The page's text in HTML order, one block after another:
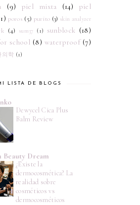
(9) piel mixta (14)
piel
poros (5) purito (3) skin analyzer
(4) sum37 (1) sunblock (18)
school (8) waterproof (7)
의학 (1)
LISTA DE BLOGS
Dewycel Cica Plus
Balm Review
Beauty Dream
¿Existe la
dermocosmética? La
realidad sobre
cosméticos vs
dermocosméticos